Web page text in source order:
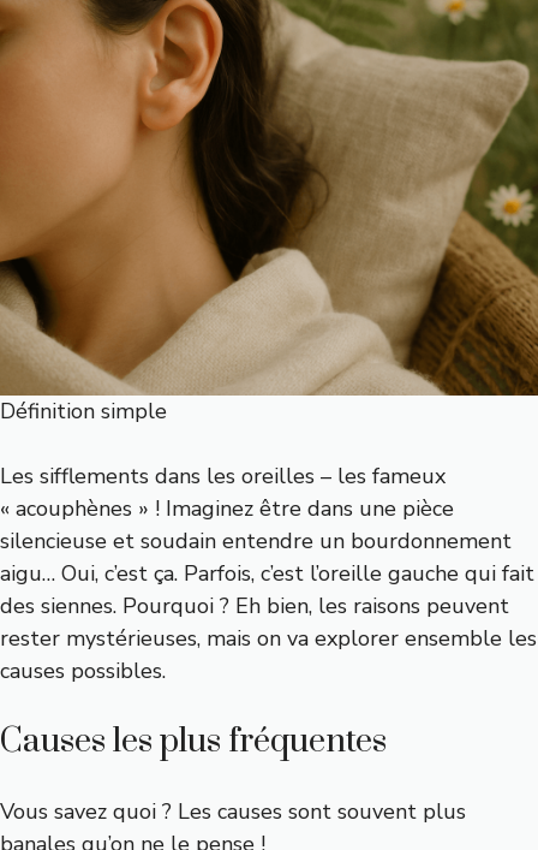
Définition simple
Les sifflements dans les oreilles – les fameux
« acouphènes » ! Imaginez être dans une pièce
silencieuse et soudain entendre un bourdonnement
aigu… Oui, c’est ça. Parfois, c’est l’oreille gauche qui fait
des siennes. Pourquoi ? Eh bien, les raisons peuvent
rester mystérieuses, mais on va explorer ensemble les
causes possibles.
Causes les plus fréquentes
Vous savez quoi ? Les causes sont souvent plus
banales qu’on ne le pense !